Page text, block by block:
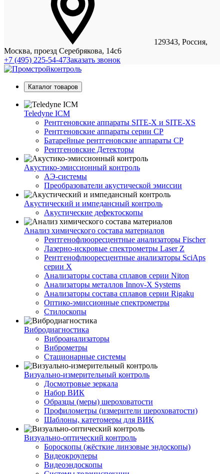
129343, Россия,
Москва, проезд Серебрякова, 14с6
+7 (495) 225-54-47Заказать звонок
Каталог товаров
Teledyne ICM
Рентгеновские аппараты SITE-X и SITE-XS
Рентгеновские аппараты серии CP
Батарейные рентгеновские аппараты CP
Рентгеновские Детекторы
Акустико-эмисcионный контроль
АЭ-системы
Преобразователи акустической эмиссии
Акустический и импедансный контроль
Акустические дефектоскопы
Анализ химического состава материалов
Рентгенофлюоресцентные анализаторы Fischer
Лазерно-искровые спектрометры Laser Z
Рентгенофлюоресцентные анализаторы SciAps
серии Х
Анализаторы состава сплавов серии Niton
Анализаторы металлов Innov-X Systems
Анализаторы состава сплавов серии Rigaku
Оптико-эмиссионные спектрометры
Стилоскопы
Вибродиагностика
Виброанализаторы
Виброметры
Стационарные системы
Визуально-измерительный контроль
Досмотровые зеркала
Набор ВИК
Образцы (меры) шероховатости
Профилометры (измерители шероховатости)
Шаблоны, катетомеры для ВИК
Визуально-оптический контроль
Бороскопы (жёсткие линзовые эндоскопы)
Видеокроулеры
Видеоэндоскопы